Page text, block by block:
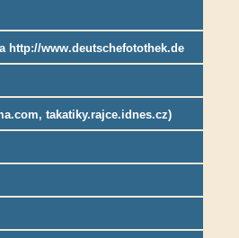
http://www.deutschefotothek.de
takatiky.rajce.idnes.cz)